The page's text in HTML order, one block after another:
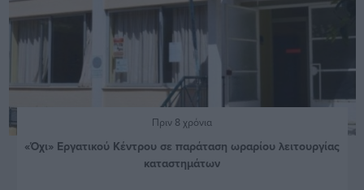
Πριν 8 χρόνια
«Όχι» Εργατικού Κέντρου σε παράταση ωραρίου λειτουργίας
καταστημάτων